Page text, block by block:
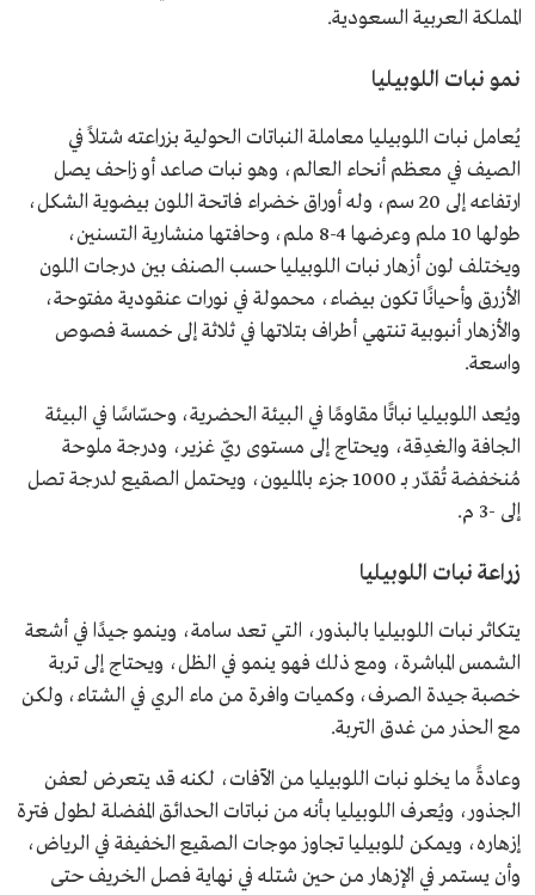
المملكة العربية السعودية.
نمو نبات اللوبيليا
يُعامل نبات اللوبيليا معاملة النباتات الحولية بزراعته شتلاً في
الصيف في معظم أنحاء العالم، وهو نبات صاعد أو زاحف يصل
ارتفاعه إلى 20 سم، وله أوراق خضراء فاتحة اللون بيضوية الشكل،
طولها 10 ملم وعرضها 4-8 ملم، وحافتها منشارية التسنين،
ويختلف لون أزهار نبات اللوبيليا حسب الصنف بين درجات اللون
الأزرق وأحيانًا تكون بيضاء، محمولة في نورات عنقودية مفتوحة،
والأزهار أنبوبية تنتهي أطراف بتلاتها في ثلاثة إلى خمسة فصوص
واسعة.
ويُعد اللوبيليا نباتًا مقاومًا في البيئة الحضرية، وحسّاسًا في البيئة
الجافة والغدِقة، ويحتاج إلى مستوى ريّ غزير، ودرجة ملوحة
مُنخفضة تُقدّر بـ 1000 جزء بالمليون، ويحتمل الصقيع لدرجة تصل
إلى -3 م.
زراعة نبات اللوبيليا
يتكاثر نبات اللوبيليا بالبذور، التي تعد سامة، وينمو جيدًا في أشعة
الشمس المباشرة، ومع ذلك فهو ينمو في الظل، ويحتاج إلى تربة
خصبة جيدة الصرف، وكميات وافرة من ماء الري في الشتاء، ولكن
مع الحذر من غدق التربة.
وعادةً ما يخلو نبات اللوبيليا من الآفات، لكنه قد يتعرض لعفن
الجذور، ويُعرف اللوبيليا بأنه من نباتات الحدائق المفضلة لطول فترة
إزهاره، ويمكن للوبيليا تجاوز موجات الصقيع الخفيفة في الرياض،
وأن يستمر في الإزهار من حين شتله في نهاية فصل الخريف حتى